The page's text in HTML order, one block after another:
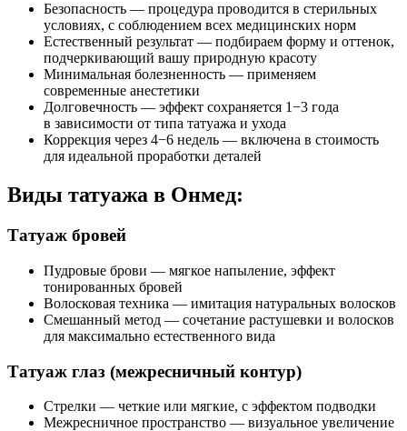
Безопасность — процедура проводится в стерильных
условиях, с соблюдением всех медицинских норм
Естественный результат — подбираем форму и оттенок,
подчеркивающий вашу природную красоту
Минимальная болезненность — применяем
современные анестетики
Долговечность — эффект сохраняется 1−3 года
в зависимости от типа татуажа и ухода
Коррекция через 4−6 недель — включена в стоимость
для идеальной проработки деталей
Виды татуажа в Онмед:
Татуаж бровей
Пудровые брови — мягкое напыление, эффект
тонированных бровей
Волосковая техника — имитация натуральных волосков
Смешанный метод — сочетание растушевки и волосков
для максимально естественного вида
Татуаж глаз (межресничный контур)
Стрелки — четкие или мягкие, с эффектом подводки
Межресничное пространство — визуальное увеличение